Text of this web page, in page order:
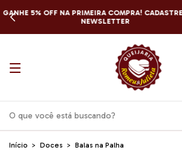
ENVIAMOS PARA TODO
Início > Doces > Balas na Palha